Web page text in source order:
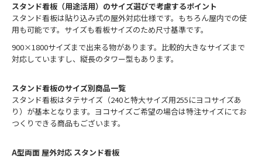
スタンド看板（用途活用）のサイズ選びで考慮するポイント
スタンド看板は貼り込み式の屋外対応仕様です。もちろん屋内での使
用も可能です。サイズも看板サイズのため尺寸基準です。
900×1800サイズまで出来る物があります。比較的大きなサイズまで
対応していますし、縦長のタワー型もあります。
スタンド看板のサイズ別商品一覧
スタンド看板はタテサイズ（240と特大サイズ用255にヨコサイズあ
り）が基本となります。ヨコサイズご希望の場合は特注サイズにてお
つくりできる商品もございます。
A型両面 屋外対応 スタンド看板